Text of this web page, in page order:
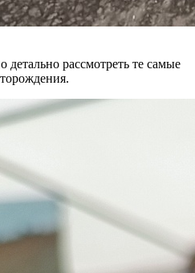
рассмотреть те самые